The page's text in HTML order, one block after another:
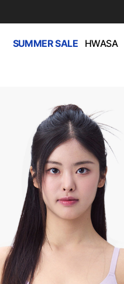
SUMMER SALE HWASA